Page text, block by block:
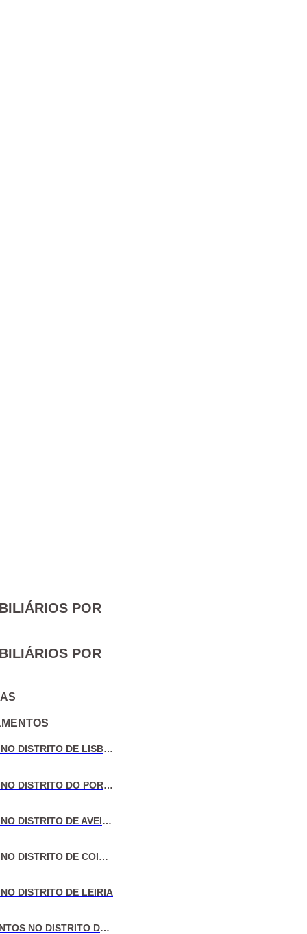
POR
POR
VENDA DE MORADIAS NO DISTRITO DE LISBOA
VENDA DE MORADIAS NO DISTRITO DO PORTO
VENDA DE MORADIAS NO DISTRITO DE AVEIRO
VENDA DE MORADIAS NO DISTRITO DE COIMBRA
DISTRITO DE LEIRIA
VENDA DE APARTAMENTOS NO DISTRITO DE LISBOA